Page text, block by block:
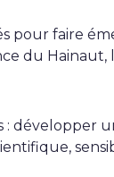
pour faire
du Hainaut,
: développer